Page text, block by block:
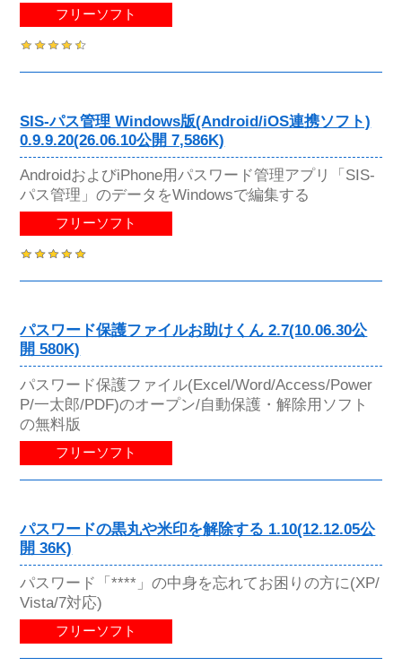
フリーソフト
SIS-パス管理 Windows版(Android/iOS連携ソフト)
0.9.9.20(26.06.10公開 7,586K)
AndroidおよびiPhone用パスワード管理アプリ「SIS-
パス管理」のデータをWindowsで編集する
フリーソフト
パスワード保護ファイルお助けくん 2.7(10.06.30公
開 580K)
パスワード保護ファイル(Excel/Word/Access/Power
P/一太郎/PDF)のオープン/自動保護・解除用ソフト
の無料版
フリーソフト
パスワードの黒丸や米印を解除する 1.10(12.12.05公
開 36K)
パスワード「****」の中身を忘れてお困りの方に(XP/
Vista/7対応)
フリーソフト